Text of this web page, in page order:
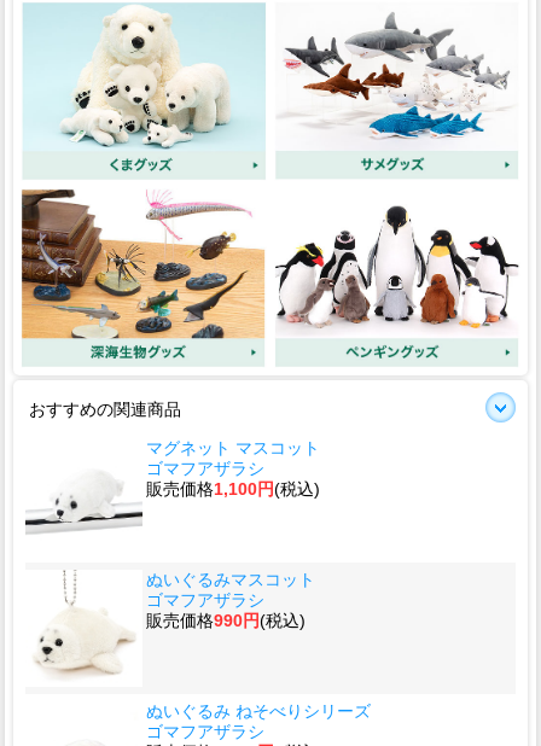
おすすめの関連商品
マグネット マスコット
ゴマフアザラシ
販売価格1,100円(税込)
ぬいぐるみマスコット
ゴマフアザラシ
販売価格990円(税込)
ぬいぐるみ ねそべりシリーズ
ゴマフアザラシ